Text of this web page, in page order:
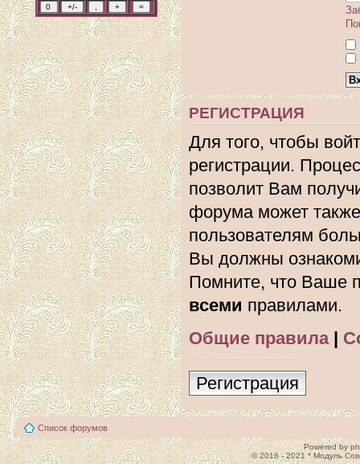
РЕГИСТРАЦИЯ
Для того, чтобы
регистрации.
позволит Вам
форума может
пользователям
Вы должны
Помните, что Ваше
всеми правилами.
Общие правила|
Регистрация
Список форумов
Powered by
© 2016 - 2021 * Модуль